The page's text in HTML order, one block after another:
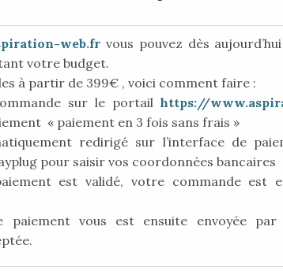
web.frvous pouvez dès
votre budget.
à partir de 399€ , voici comment faire :
sur le portailhttps://
« paiement en 3 fois sans frais »
redirigé sur l’interface de
pour saisir vos coordonnées bancaires
est validé, votre commande est
paiement vous est ensuite envoyée